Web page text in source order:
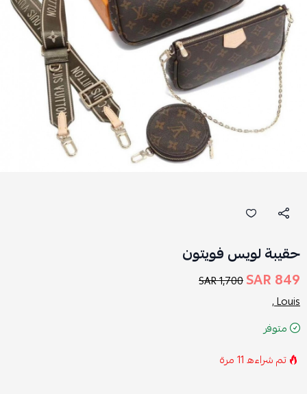
حقيبة لويس فويتون
849 SAR
1,700 SAR
Louis ,
متوفر
تم شراءه11مرة